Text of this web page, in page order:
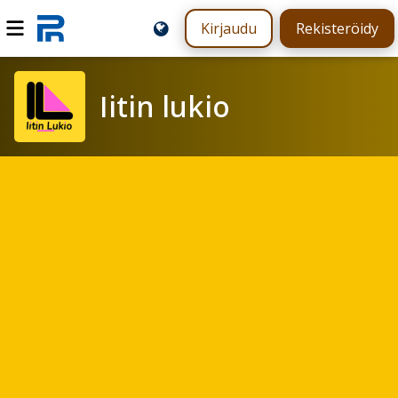
Kirjaudu Rekisteröidy
Iitin lukio